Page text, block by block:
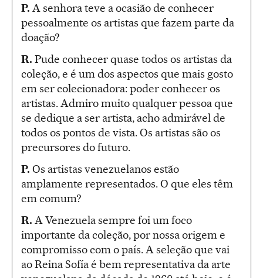
P. A senhora teve a ocasião de conhecer
pessoalmente os artistas que fazem parte da
doação?
R. Pude conhecer quase todos os artistas da
coleção, e é um dos aspectos que mais gosto
em ser colecionadora: poder conhecer os
artistas. Admiro muito qualquer pessoa que
se dedique a ser artista, acho admirável de
todos os pontos de vista. Os artistas são os
precursores do futuro.
P. Os artistas venezuelanos estão
amplamente representados. O que eles têm
em comum?
R. A Venezuela sempre foi um foco
importante da coleção, por nossa origem e
compromisso com o país. A seleção que vai
ao Reina Sofía é bem representativa da arte